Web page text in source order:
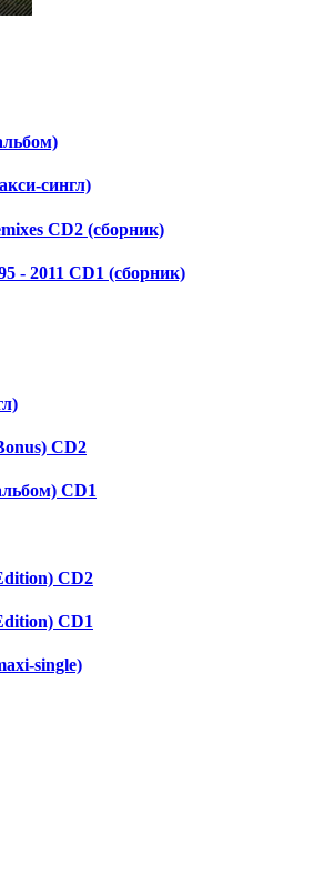
сингл)
CD2 (сборник)
- 2011 CD1 (сборник)
CD2
CD1
CD2
CD1
single)